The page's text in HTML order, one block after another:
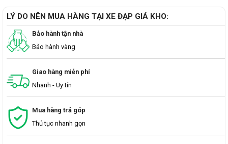
LÝ DO NÊN MUA HÀNG TẠI XE ĐẠP GIÁ KHO:
Bảo hành tận nhà
Bảo hành vàng
Giao hàng miễn phí
Nhanh - Uy tín
Mua hàng trả góp
Thủ tục nhanh gọn